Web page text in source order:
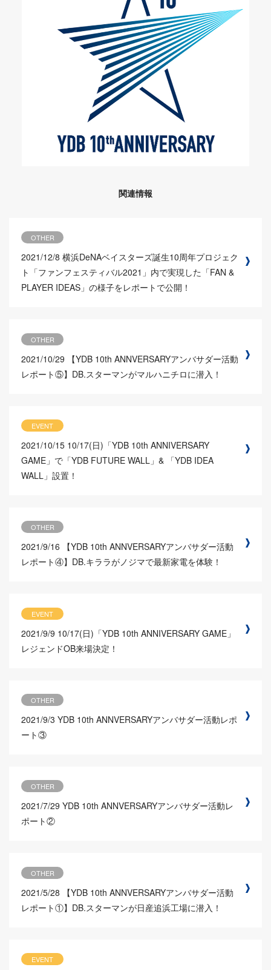
関連情報
OTHER
2021/12/8 横浜DeNAベイスターズ誕生10周年プロジェク
ト「ファンフェスティバル2021」内で実現した「FAN &
PLAYER IDEAS」の様子をレポートで公開！
OTHER
2021/10/29
【YDB 10th ANNVERSARYアンバサダー活動
レポート⑤】DB.スターマンがマルハニチロに潜入！
EVENT
2021/10/15 10/17(日)「YDB 10th ANNIVERSARY
GAME」で「YDB FUTURE WALL」& 「YDB IDEA
WALL」設置！
OTHER
2021/9/16
【YDB 10th ANNVERSARYアンバサダー活動
レポート④】DB.キララがノジマで最新家電を体験！
EVENT
2021/9/9 10/17(日)「YDB 10th ANNIVERSARY GAME」
レジェンドOB来場決定！
OTHER
2021/9/3 YDB 10th ANNVERSARYアンバサダー活動レポ
ート③
OTHER
2021/7/29 YDB 10th ANNVERSARYアンバサダー活動レ
ポート②
OTHER
2021/5/28
【YDB 10th ANNVERSARYアンバサダー活動
レポート①】DB.スターマンが日産追浜工場に潜入！
EVENT